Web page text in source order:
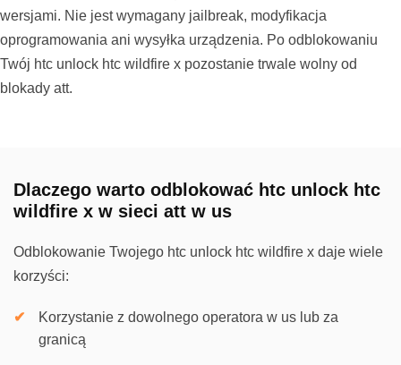
wersjami. Nie jest wymagany jailbreak, modyfikacja
oprogramowania ani wysyłka urządzenia. Po odblokowaniu
Twój htc unlock htc wildfire x pozostanie trwale wolny od
blokady att.
Dlaczego warto odblokować htc unlock htc
wildfire x w sieci att w us
Odblokowanie Twojego htc unlock htc wildfire x daje wiele
korzyści:
Korzystanie z dowolnego operatora w us lub za
granicą